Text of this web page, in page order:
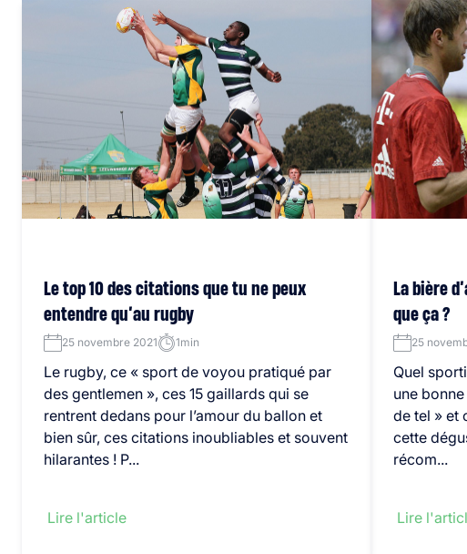
Le top 10 des citations que tu ne peux
entendre qu’au rugby
25 novembre 2021 1min
Le rugby, ce « sport de voyou pratiqué par
des gentlemen », ces 15 gaillards qui se
rentrent dedans pour l’amour du ballon et
bien sûr, ces citations inoubliables et souvent
hilarantes ! P...
Lire l'article
La bière
que ça ?
25
Quel
une
de tel » et
cette
récom...
Lire